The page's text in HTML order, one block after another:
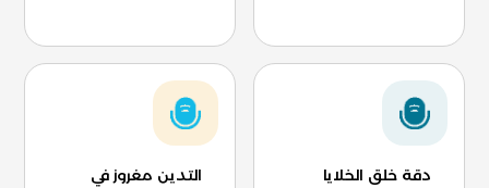
دقة خلق الخلايا التدين مغروز في